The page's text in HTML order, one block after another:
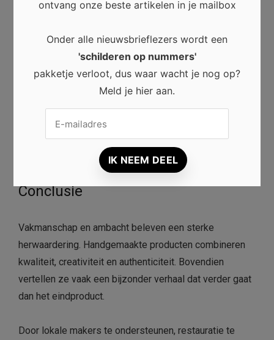
Door ze te blijven gebruiken en door te geven,
behouden we waardevolle tradities.
Daardoor blijft het verleden verbonden met de
Conclusie
Vakmanschap en ambacht beleven een sterke
herwaardering. Handgemaakte producten combineren
kwaliteit, creativiteit en authenticiteit. Bovendien
vertellen ze vaak een bijzonder verhaal dat verder gaat
dan het eindproduct.
Door lokale makers te ondersteunen, restauratie te
ontvang onze beste artikelen in je mailbox
Onder alle nieuwsbrieflezers wordt een
'schilderen op nummers'
pakketje verloot, dus waar wacht je nog op?
Meld je hier aan.